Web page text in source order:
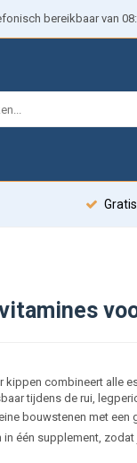
bereikbaar van
kippen combineert alle
tijdens de rui,
bouwstenen met
in één supplement,